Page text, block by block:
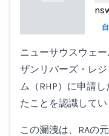
Loading...
ニューサウスウェ
ザンリバーズ・レ
ム（RHP）に申請
たことを認識してい
この漏洩は、RAの